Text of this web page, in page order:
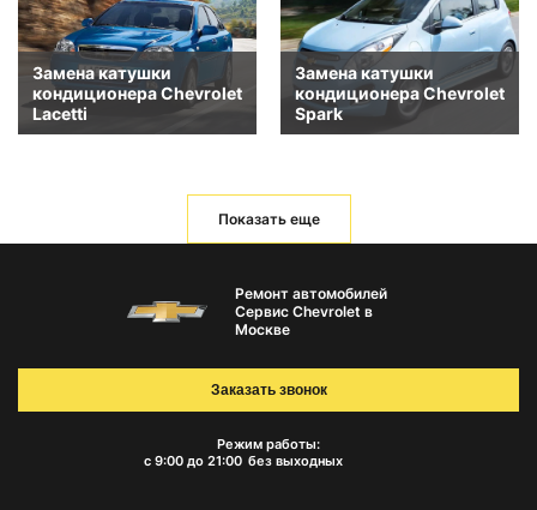
Замена катушки
кондиционера Chevrolet
Lacetti
Замена катушки
кондиционера Chevrolet
Spark
Показать еще
Ремонт автомобилей
Сервис Chevrolet в
Москве
Режим работы:
с 9:00 до 21:00 без выходных
Заказать звонок